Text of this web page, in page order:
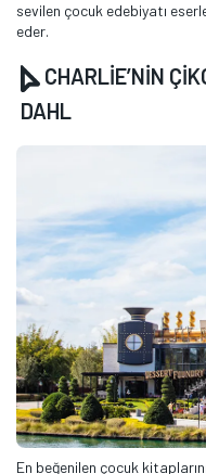
sevilen çocuk edebiyatı
eder.
CHARLİE’NİN
DAHL
En beğenilen çocuk